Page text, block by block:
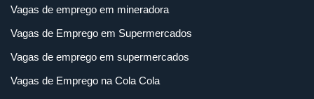
Vagas de emprego em mineradora
Vagas de Emprego em Supermercados
Vagas de emprego em supermercados
Vagas de Emprego na Cola Cola